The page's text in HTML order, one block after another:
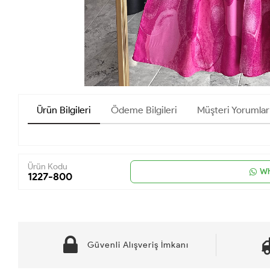
Ürün Bilgileri Ödeme Bilgileri Müşteri
Ürün Kodu
1227-800
Güvenli Alışveriş İmkanı